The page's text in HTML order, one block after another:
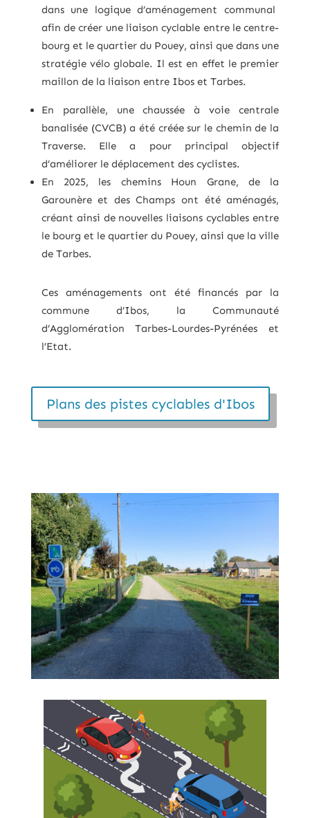
dans une logique d’aménagement communal
afin de créer une liaison cyclable entre le centre-
bourg et le quartier du Pouey, ainsi que dans une
stratégie vélo globale. Il est en effet le premier
maillon de la liaison entre Ibos et Tarbes.
En parallèle, une chaussée à voie centrale
banalisée (CVCB) a été créée sur le chemin de la
Traverse. Elle a pour principal objectif
d’améliorer le déplacement des cyclistes.
En 2025, les chemins Houn Grane, de la
Garounère et des Champs ont été aménagés,
créant ainsi de nouvelles liaisons cyclables entre
le bourg et le quartier du Pouey, ainsi que la ville
de Tarbes.
Ces aménagements ont été financés par la
commune d’Ibos, la Communauté
d’Agglomération Tarbes-Lourdes-Pyrénées et
l’Etat.
Plans des pistes cyclables d'Ibos